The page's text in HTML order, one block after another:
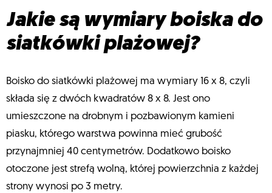
Jakie są wymiary boiska do
siatkówki plażowej?
Boisko do siatkówki plażowej ma wymiary 16 x 8, czyli
składa się z dwóch kwadratów 8 x 8. Jest ono
umieszczone na drobnym i pozbawionym kamieni
piasku, którego warstwa powinna mieć grubość
przynajmniej 40 centymetrów. Dodatkowo boisko
otoczone jest strefą wolną, której powierzchnia z każdej
strony wynosi po 3 metry.